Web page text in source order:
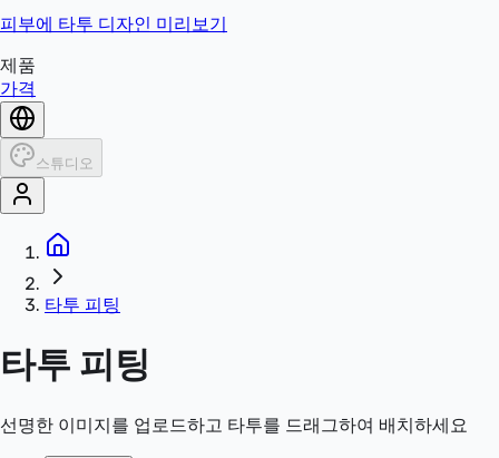
피부에 타투 디자인 미리보기
제품
가격
스튜디오
타투 피팅
타투 피팅
선명한 이미지를 업로드하고 타투를 드래그하여 배치하세요